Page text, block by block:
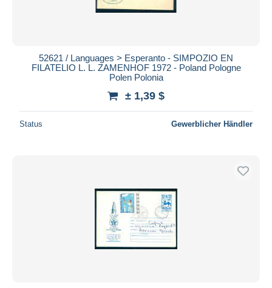
52621 / Languages > Esperanto - SIMPOZIO EN
FILATELIO L. L. ZAMENHOF 1972 - Poland Pologne
Polen Polonia
± 1,39 $
Status Gewerblicher Händler